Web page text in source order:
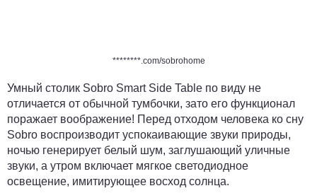
********.com/sobrohome
Умный столик Sobro Smart Side Table по виду не
отличается от обычной тумбочки, зато его функционал
поражает воображение! Перед отходом человека ко сну
Sobro воспроизводит успокаивающие звуки природы,
ночью генерирует белый шум, заглушающий уличные
звуки, а утром включает мягкое светодиодное
освещение, имитирующее восход солнца.